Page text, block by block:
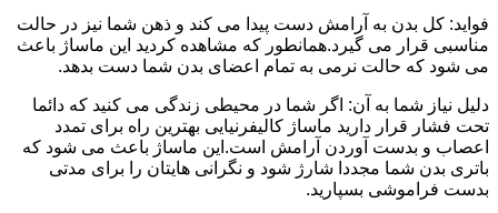
فواید: کل بدن به آرامش دست پیدا می کند و ذهن شما نیز در حالت
مناسبی قرار می گیرد.همانطور که مشاهده کردید این ماساژ باعث
می شود که حالت نرمی به تمام اعضای بدن شما دست بدهد.
دلیل نیاز شما به آن: اگر شما در محیطی زندگی می کنید که دائما
تحت فشار قرار دارید ماساژ کالیفرنیایی بهترین راه برای تمدد
اعصاب و بدست آوردن آرامش است.این ماساژ باعث می شود که
باتری بدن شما مجددا شارژ شود و نگرانی هایتان را برای مدتی
بدست فراموشی بسپارید.